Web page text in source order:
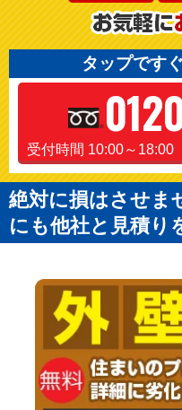
タップです
受付時間 10:00～18:00
絶対に損はさせま
にも他社と見積り